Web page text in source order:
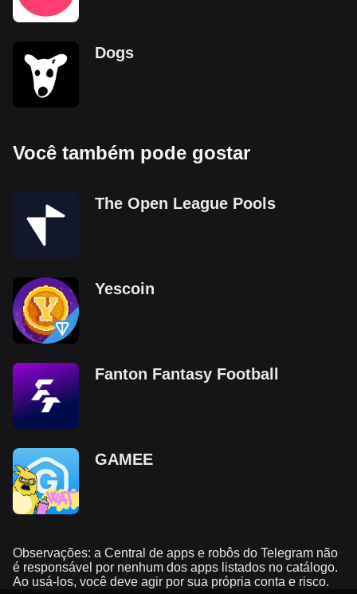
Dogs
Você também pode gostar
The Open League Pools
Yescoin
Fanton Fantasy Football
GAMEE
Observações: a Central de apps e robôs do Telegram não
é responsável por nenhum dos apps listados no catálogo.
Ao usá-los, você deve agir por sua própria conta e risco.